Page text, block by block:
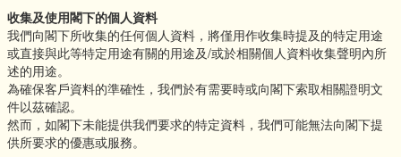
收集及使用閣下的個人資料
我們向閣下所收集的任何個人資料，將僅用作收集時提及的特定用途
或直接與此等特定用途有關的用途及/或於相關個人資料收集聲明內所
述的用途。
為確保客戶資料的準確性，我們於有需要時或向閣下索取相關證明文
件以茲確認。
然而，如閣下未能提供我們要求的特定資料，我們可能無法向閣下提
供所要求的優惠或服務。